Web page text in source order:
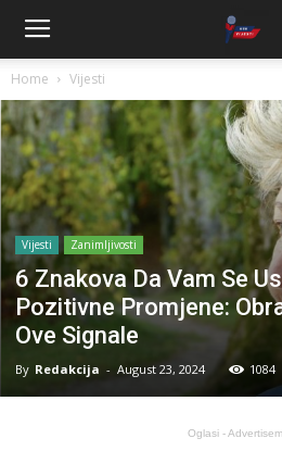
Home Vijesti
Vijesti Zanimljivosti
6 Znakova Da Vam Se
Pozitivne Promjene:
Ove Signale
By Redakcija - August 23, 2024 1084
Oglasi -